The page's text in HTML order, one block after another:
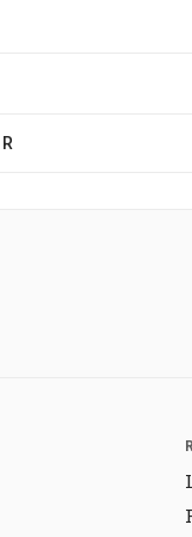
”FÉ NO